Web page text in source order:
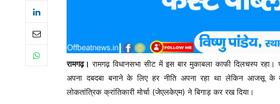
रामगढ़। रामगढ़ विधानसभा सीट में इस बार मुकाबला काफी दिलचस्प
अपना दबदबा बनाने के लिए हर नीति अपना रहा था लेकिन आजसू
लोकतांत्रिक क्रांतिकारी मोर्चा (जेएलकेएम) ने बिगाड़ कर रख दिया।